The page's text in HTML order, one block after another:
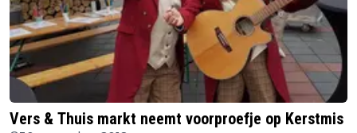
Vers & Thuis markt neemt voorproefje op Kerstmis